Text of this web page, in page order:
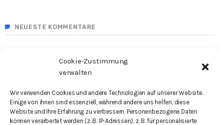
Cookie-Zustimmung
verwalten
Wir verwenden Cookies und andere Technologien auf unserer Website.
Einige von ihnen sind essenziell, während andere uns helfen, diese
Website und Ihre Erfahrung zu verbessern. Personenbezogene Daten
können verarbeitet werden (z. B. IP-Adressen), z. B. für personalisierte
NEUESTE KOMMENTARE
SEARCH IN THE SITE